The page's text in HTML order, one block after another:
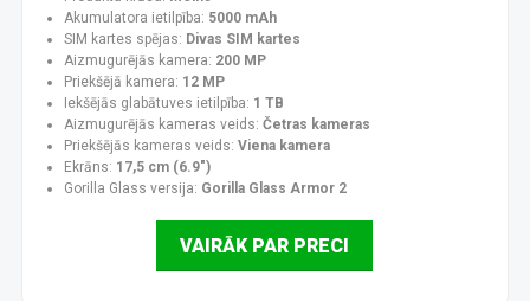
Akumulatora ietilpība: 5000 mAh
SIM kartes spējas: Divas SIM kartes
Aizmugurējās kamera: 200 MP
Priekšējā kamera: 12 MP
Iekšējās glabātuves ietilpība: 1 TB
Aizmugurējās kameras veids: Četras kameras
Priekšējās kameras veids: Viena kamera
Ekrāns: 17,5 cm (6.9")
Gorilla Glass versija: Gorilla Glass Armor 2
VAIRĀK PAR PRECI